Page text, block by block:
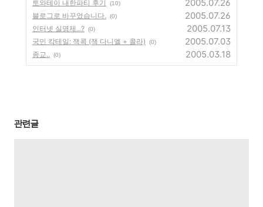
토와테이 내한파티 후기 (10) 2005.07.26
블로그로 바꾸었습니다. (0) 2005.07.26
인터넷 실명제...? (0) 2005.07.13
국민 칵테일: 잭콕 (잭 다니엘 + 콜라) (0) 2005.07.03
종교.. (0) 2005.03.18
관련글